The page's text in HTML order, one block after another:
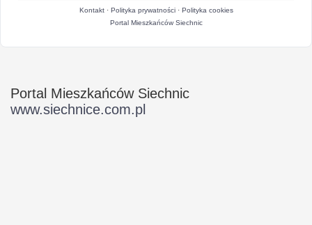
Kontakt· Polityka prywatności· Polityka cookies
Portal Mieszkańców Siechnic
Portal Mieszkańców Siechnic
www.siechnice.com.pl